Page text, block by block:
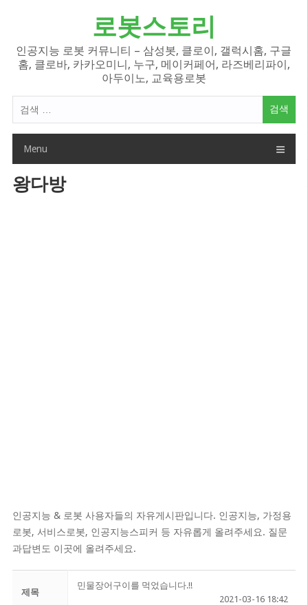
로봇스토리
인공지능 로봇 커뮤니티 – 삼성봇, 클로이, 갤럭시홈, 구글
홈, 클로바, 카카오미니, 누구, 메이커페어, 라즈베리파이,
아두이노, 교육용로봇
색
Menu
왕다방
인공지능 & 로봇 사용자들의 자유게시판입니다. 인공지능, 가정용
로봇, 서비스로봇, 인공지능스피커 등 자유롭게 올려주세요. 질문
과답변도 이곳에 올려주세요.
제목
민물장어구이를 먹었습니다.!!
2021-03-16 18:42